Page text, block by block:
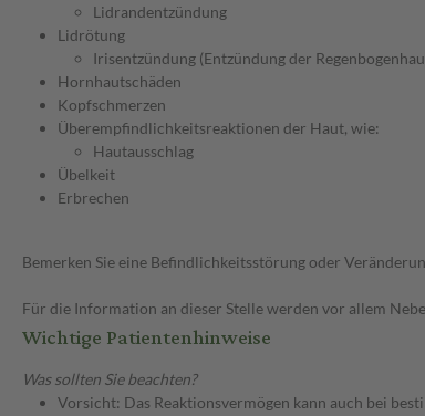
Lidrandentzündung
Lidrötung
Irisentzündung (Entzündung der
Hornhautschäden
Kopfschmerzen
Überempfindlichkeitsreaktionen der Haut, wie:
Hautausschlag
Übelkeit
Erbrechen
Bemerken Sie eine Befindlichkeitsstörung oder
Für die Information an dieser Stelle werden vor allem
Wichtige Patientenhinweise
Was sollten Sie beachten?
Vorsicht: Das Reaktionsvermögen kann auch bei